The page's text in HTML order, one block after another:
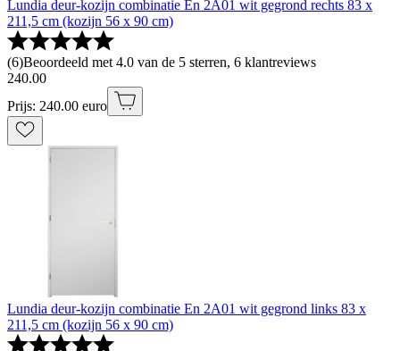
Lundia deur-kozijn combinatie En 2A01 wit gegrond rechts 83 x
211,5 cm (kozijn 56 x 90 cm)
(6)Beoordeeld met 4.0 van de 5 sterren, 6 klantreviews
240.00
Prijs: 240.00 euro
Lundia deur-kozijn combinatie En 2A01 wit gegrond links 83 x
211,5 cm (kozijn 56 x 90 cm)